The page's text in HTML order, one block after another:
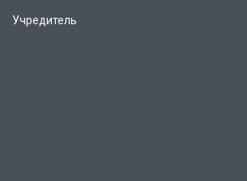
Учредитель